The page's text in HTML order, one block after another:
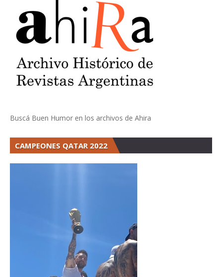
Buscá Buen Humor en los archivos de Ahira
CAMPEONES QATAR 2022